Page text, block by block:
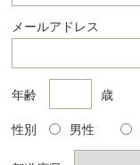
メールアドレス
年齢 歳
性別 男性